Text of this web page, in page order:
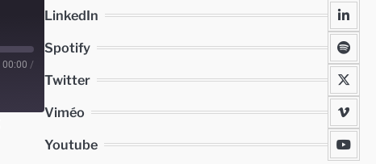
00:00 /
LinkedIn
Spotify
Twitter
Viméo
Youtube